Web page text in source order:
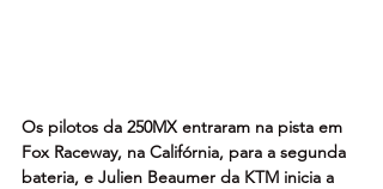
Os pilotos da 250MX entraram na pista em
Fox Raceway, na Califórnia, para a segunda
bateria, e Julien Beaumer da KTM inicia a